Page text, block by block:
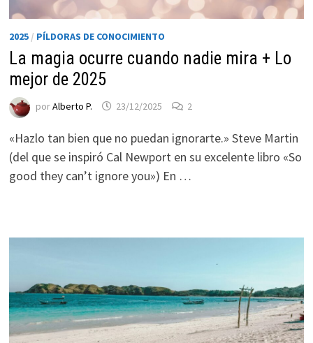
2025/ PÍLDORAS DE CONOCIMIENTO
La magia ocurre cuando nadie mira + Lo
mejor de 2025
porAlberto P. 23/12/2025 2
«Hazlo tan bien que no puedan ignorarte.» Steve Martin
(del que se inspiró Cal Newport en su excelente libro «So
good they can’t ignore you») En …